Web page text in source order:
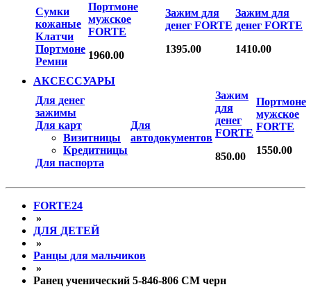
Сумки
кожаные
Клатчи
Портмоне
Ремни
Портмоне
мужское
FORTE
1960.00
Зажим для
денег FORTE
1395.00
Зажим для
денег FORTE
1410.00
АКСЕССУАРЫ
Для денег
зажимы
Для карт
Визитницы
Кредитницы
Для паспорта
Для
автодокументов
Зажим
для
денег
FORTE
850.00
Портмоне
мужское
FORTE
1550.00
FORTE24
»
ДЛЯ ДЕТЕЙ
»
Ранцы для мальчиков
»
Ранец ученический 5-846-806 СМ черн